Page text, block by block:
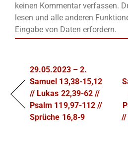
keinen Kommentar verfassen.
lesen und alle anderen
Eingabe von Daten erfordern.
29.05.2023 – 2.
Samuel 13,38-15,12
// Lukas 22,39-62 //
Psalm 119,97-112 //
Sprüche 16,8-9
//